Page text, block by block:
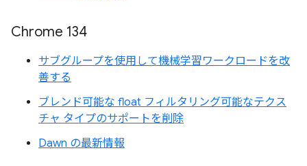
Chrome 134
サブグループを使用して機械学習ワークロードを改
善する
ブレンド可能な float フィルタリング可能なテクス
チャ タイプのサポートを削除
Dawn の最新情報